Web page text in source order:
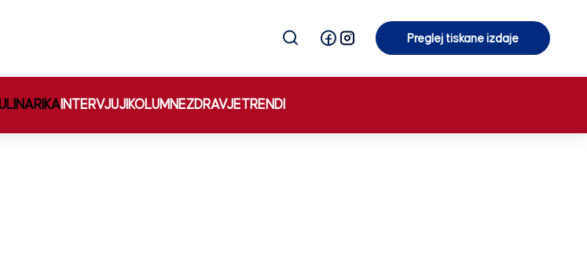
Preglej tiskane izdaje
INTERVJUJI KOLUMNEZDRAVJETRENDI